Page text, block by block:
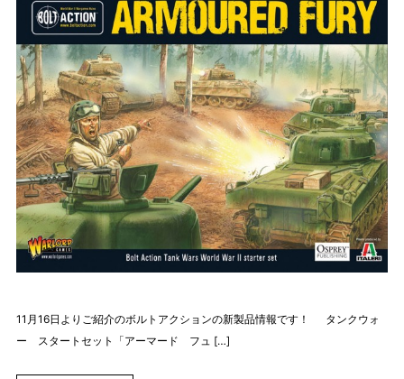
11月16日よりご紹介のボルトアクションの新製品情報です！ タンクウォ
ー スタートセット「アーマード フュ […]